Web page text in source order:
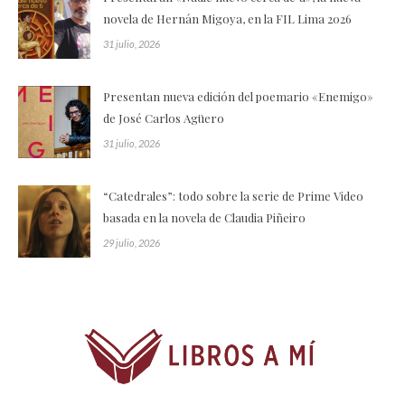
novela de Hernán Migoya, en la FIL Lima 2026
31 julio, 2026
Presentan nueva edición del poemario «Enemigo»
de José Carlos Agüero
31 julio, 2026
“Catedrales”: todo sobre la serie de Prime Video
basada en la novela de Claudia Piñeiro
29 julio, 2026